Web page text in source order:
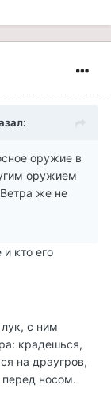
оружие в
оружием
же не
кто его
с ним
крадешься,
на драугров,
перед носом.